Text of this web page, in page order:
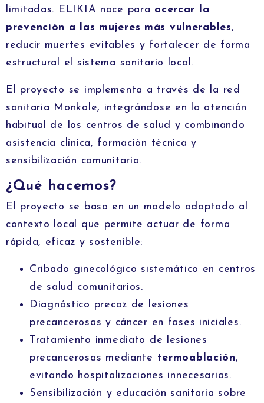
limitadas. ELIKIA nace para acercar la
prevención a las mujeres más vulnerables,
reducir muertes evitables y fortalecer de forma
estructural el sistema sanitario local.
El proyecto se implementa a través de la red
sanitaria Monkole, integrándose en la atención
habitual de los centros de salud y combinando
asistencia clínica, formación técnica y
sensibilización comunitaria.
¿Qué hacemos?
El proyecto se basa en un modelo adaptado al
contexto local que permite actuar de forma
rápida, eficaz y sostenible:
Cribado ginecológico sistemático en centros
de salud comunitarios.
Diagnóstico precoz de lesiones
precancerosas y cáncer en fases iniciales.
Tratamiento inmediato de lesiones
precancerosas mediante termoablación,
evitando hospitalizaciones innecesarias.
Sensibilización y educación sanitaria sobre